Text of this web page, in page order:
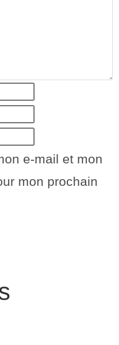
e-mail et mon
mon prochain